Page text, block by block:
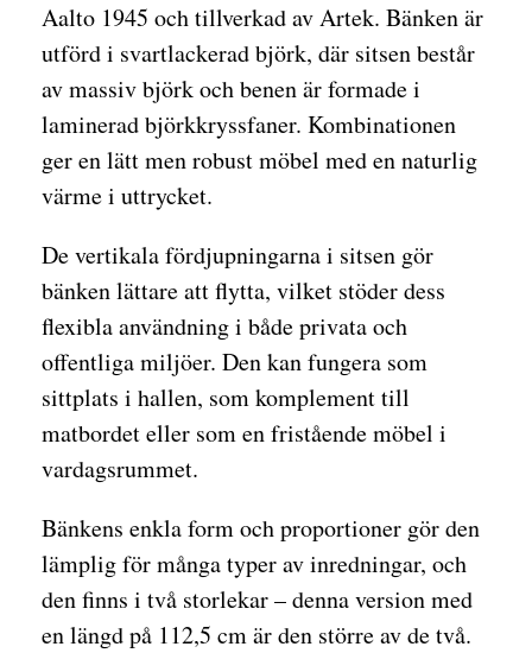
Aalto 1945 och tillverkad av Artek. Bänken är
utförd i svartlackerad björk, där sitsen består
av massiv björk och benen är formade i
laminerad björkkryssfaner. Kombinationen
ger en lätt men robust möbel med en naturlig
värme i uttrycket.
De vertikala fördjupningarna i sitsen gör
bänken lättare att flytta, vilket stöder dess
flexibla användning i både privata och
offentliga miljöer. Den kan fungera som
sittplats i hallen, som komplement till
matbordet eller som en fristående möbel i
vardagsrummet.
Bänkens enkla form och proportioner gör den
lämplig för många typer av inredningar, och
den finns i två storlekar – denna version med
en längd på 112,5 cm är den större av de två.